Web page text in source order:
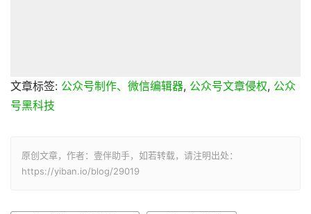
文章标签: 公众号制作、微信编辑器, 公众号文章侵权, 公众
号黑科技
原创文章，作者：壹伴助手，如若转载，请注明出处：
https://yiban.io/blog/29019